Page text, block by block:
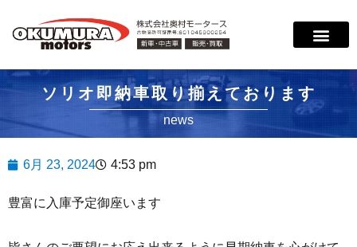
ソリオ即納車取り揃えております
news
6月 23, 2024 4:53 pm
豊富に入庫予定御座います